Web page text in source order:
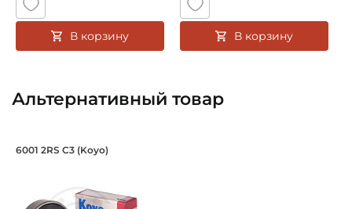
Натяг
Смазка:
Страна происхождения:
В корзину В корзину
Альтернативный товар
Подшипник 12х28х8 мм, шариковый
6001 2RS C3 (Koyo)